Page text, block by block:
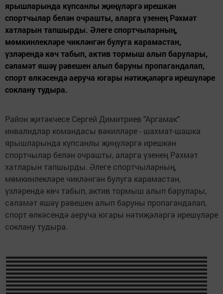
ярышларында күпсанлы җиңүләргә ирешкән
спортчылар белән очрашты, аларга үзенең Рәхмәт
хатларын тапшырды. Әлеге спортчыларның,
мөмкинлекләре чикләнгән булуга карамастан,
үзләрендә көч табып, актив тормыш алып барулары,
сәламәт яшәү рәвешен алып баруны пропагандалап,
спорт өлкәсендә аеруча югары нәтиҗәләргә ирешүләре
соклану тудыра.
Район җитәкчесе Сергей Димитриев "Аргамак"
инвалидлар командасы вәкилләре - шахмат-шашка
ярышларында күпсанлы җиңүләргә ирешкән
спортчылар белән очрашты, аларга үзенең Рәхмәт
хатларын тапшырды. Әлеге спортчыларның,
мөмкинлекләре чикләнгән булуга карамастан,
үзләрендә көч табып, актив тормыш алып барулары,
сәламәт яшәү рәвешен алып баруны пропагандалап,
спорт өлкәсендә аеруча югары нәтиҗәләргә ирешүләре
соклану тудыра.